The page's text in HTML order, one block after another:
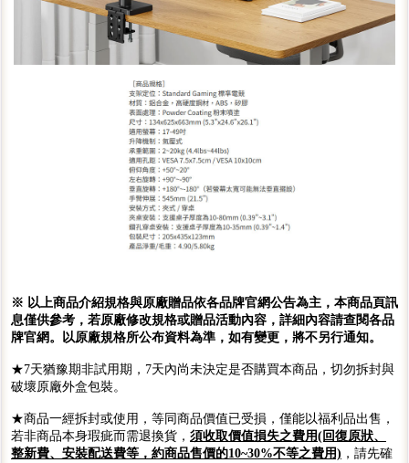
※ 以上商品介紹規格與原廠贈品依各品牌官網公告為主，本商品頁訊
息僅供參考，若原廠修改規格或贈品活動內容，詳細內容請查閱各品
牌官網。以原廠規格所公布資料為準，如有變更，將不另行通知。
★7天猶豫期非試用期，7天內尚未決定是否購買本商品，切勿拆封與
破壞原廠外盒包裝。
★商品一經拆封或使用，等同商品價值已受損，僅能以福利品出售，
若非商品本身瑕疵而需退換貨， 須收取價值損失之費用(回復原狀、
整新費、安裝配送費等，約商品售價的10~30%不等之費用) ，請先確